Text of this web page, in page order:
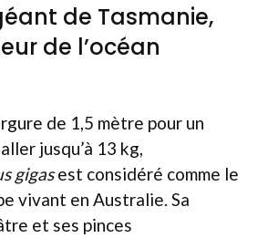
de Tasmanie,
de l’océan
de 1,5 mètre pour un
jusqu’à 13 kg,
gigasest considéré comme le
vivant en Australie. Sa
et ses pinces